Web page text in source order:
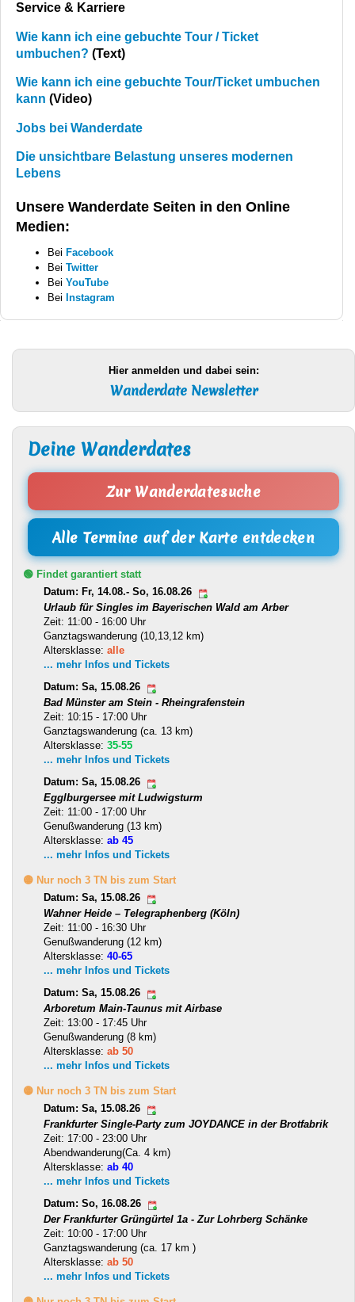
Service & Karriere
Wie kann ich eine gebuchte Tour / Ticket
umbuchen? (Text)
Wie kann ich eine gebuchte Tour/Ticket umbuchen
kann (Video)
Jobs bei Wanderdate
Die unsichtbare Belastung unseres modernen
Lebens
Unsere Wanderdate Seiten in den Online
Medien:
Bei Facebook
Bei Twitter
Bei YouTube
Bei Instagram
Hier anmelden und dabei sein:
Wanderdate Newsletter
Deine Wanderdates
Zur Wanderdatesuche
Alle Termine auf der Karte entdecken
🟢 Findet garantiert statt
Datum: Fr, 14.08.- So, 16.08.26
Urlaub für Singles im Bayerischen Wald am Arber
Zeit: 11:00 - 16:00 Uhr
Ganztagswanderung (10,13,12 km)
Altersklasse: alle
... mehr Infos und Tickets
Datum: Sa, 15.08.26
Bad Münster am Stein - Rheingrafenstein
Zeit: 10:15 - 17:00 Uhr
Ganztagswanderung (ca. 13 km)
Altersklasse: 35-55
... mehr Infos und Tickets
Datum: Sa, 15.08.26
Egglburgersee mit Ludwigsturm
Zeit: 11:00 - 17:00 Uhr
Genußwanderung (13 km)
Altersklasse: ab 45
... mehr Infos und Tickets
🟡 Nur noch 3 TN bis zum Start
Datum: Sa, 15.08.26
Wahner Heide – Telegraphenberg (Köln)
Zeit: 11:00 - 16:30 Uhr
Genußwanderung (12 km)
Altersklasse: 40-65
... mehr Infos und Tickets
Datum: Sa, 15.08.26
Arboretum Main-Taunus mit Airbase
Zeit: 13:00 - 17:45 Uhr
Genußwanderung (8 km)
Altersklasse: ab 50
... mehr Infos und Tickets
🟡 Nur noch 3 TN bis zum Start
Datum: Sa, 15.08.26
Frankfurter Single-Party zum JOYDANCE in der Brotfabrik
Zeit: 17:00 - 23:00 Uhr
Abendwanderung(Ca. 4 km)
Altersklasse: ab 40
... mehr Infos und Tickets
Datum: So, 16.08.26
Der Frankfurter Grüngürtel 1a - Zur Lohrberg Schänke
Zeit: 10:00 - 17:00 Uhr
Ganztagswanderung (ca. 17 km )
Altersklasse: ab 50
... mehr Infos und Tickets